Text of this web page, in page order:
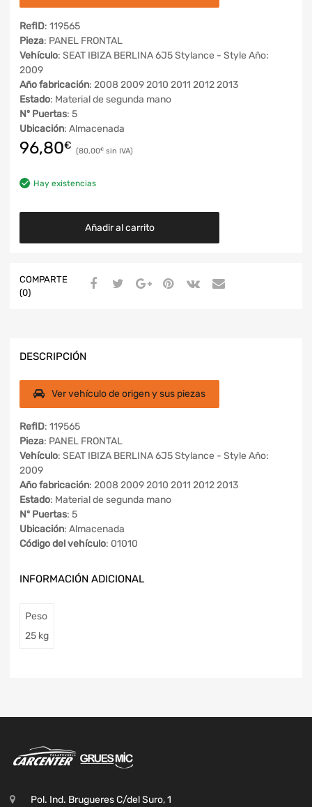
RefID: 119565
Pieza: PANEL FRONTAL
Vehículo: SEAT IBIZA BERLINA 6J5 Stylance - Style Año:
2009
Año fabricación: 2008 2009 2010 2011 2012 2013
Estado: Material de segunda mano
Nº Puertas: 5
Ubicación: Almacenada
96,80€ 80,00€
Hay existencias
Añadir al carrito
COMPARTE
(0)
DESCRIPCIÓN
Ver vehículo de origen y sus piezas
RefID: 119565
Pieza: PANEL FRONTAL
Vehículo: SEAT IBIZA BERLINA 6J5 Stylance - Style Año:
2009
Año fabricación: 2008 2009 2010 2011 2012 2013
Estado: Material de segunda mano
Nº Puertas: 5
Ubicación: Almacenada
Código del vehículo: 01010
INFORMACIÓN ADICIONAL
Peso
25 kg
Pol. Ind. Brugueres C/del Suro, 1